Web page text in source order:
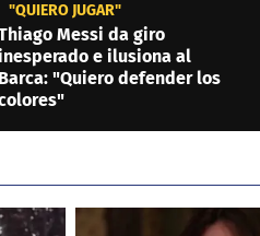
"QUIERO JUGAR"
Messi da giro
e ilusiona al
Barca: "Quiero defender los